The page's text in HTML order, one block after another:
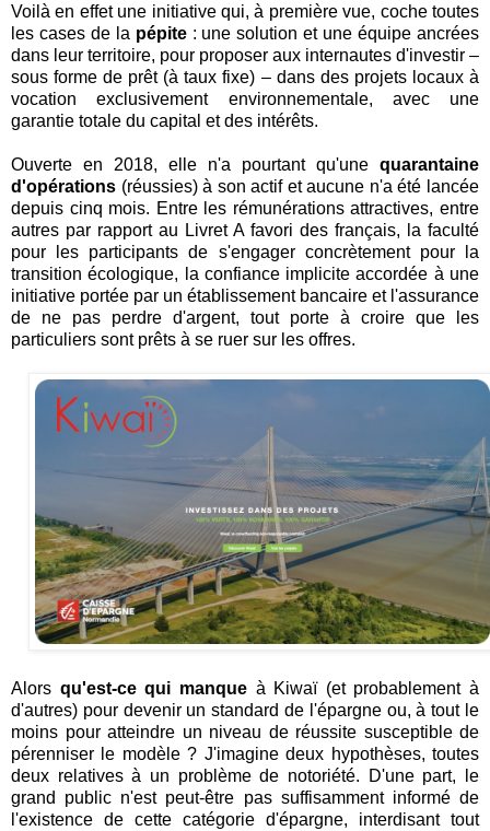
Voilà en effet une initiative qui, à première vue, coche toutes
les cases de la pépite: une solution et une équipe ancrées
dans leur territoire, pour proposer aux internautes d'investir –
sous forme de prêt (à taux fixe) – dans des projets locaux à
vocation exclusivement environnementale, avec une
garantie totale du capital et des intérêts.
Ouverte en 2018, elle n'a pourtant qu'une quarantaine
d'opérations (réussies) à son actif et aucune n'a été lancée
depuis cinq mois. Entre les rémunérations attractives, entre
autres par rapport au Livret A favori des français, la faculté
pour les participants de s'engager concrètement pour la
transition écologique, la confiance implicite accordée à une
initiative portée par un établissement bancaire et l'assurance
de ne pas perdre d'argent, tout porte à croire que les
particuliers sont prêts à se ruer sur les offres.
Alors qu'est-ce qui manqueà Kiwaï (et probablement à
d'autres) pour devenir un standard de l'épargne ou, à tout le
moins pour atteindre un niveau de réussite susceptible de
pérenniser le modèle ? J'imagine deux hypothèses, toutes
deux relatives à un problème de notoriété. D'une part, le
grand public n'est peut-être pas suffisamment informé de
l'existence de cette catégorie d'épargne, interdisant tout